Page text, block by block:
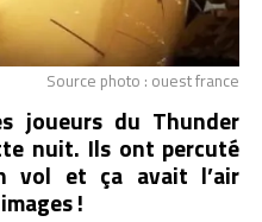
Source photo : ouest france
joueurs du Thunder
nuit. Ils ont percuté
vol et ça avait l’air
!